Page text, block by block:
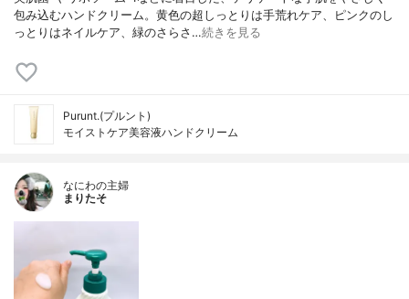
包み込むハンドクリーム。黄色の超しっとりは手荒れケア、ピンクのし
っとりはネイルケア、緑のさらさ…続きを見る
Purunt.(プルント)
モイストケア美容液ハンドクリーム
なにわの主婦
まりたそ